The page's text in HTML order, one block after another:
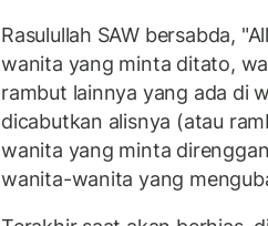
Rasulullah SAW bersabda,
wanita yang minta ditato,
rambut lainnya yang ada di
dicabutkan alisnya (atau
wanita yang minta
wanita-wanita yang